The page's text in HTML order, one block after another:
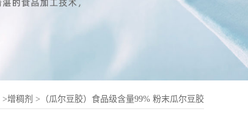
>增稠剂 > （瓜尔豆胶）食品级含量99% 粉末瓜尔豆胶